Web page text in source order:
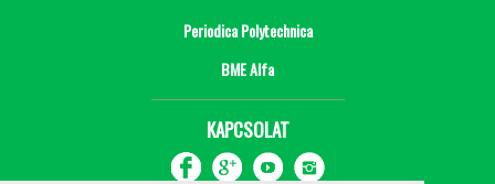
Periodica Polytechnica
BME Alfa
KAPCSOLAT